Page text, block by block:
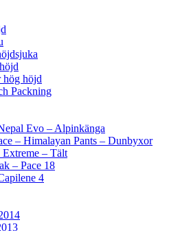
hög höjd
Packning
Evo – Alpinkänga
– Himalayan Pants – Dunbyxor
– Tält
– Pace 18
4